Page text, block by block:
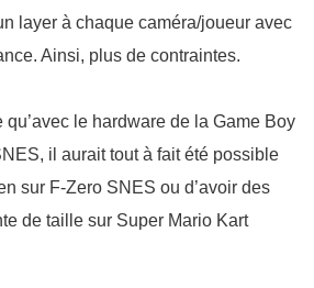
layer à chaque caméra/joueur avec
Ainsi, plus de contraintes.
qu’avec le hardware de la Game Boy
il aurait tout à fait été possible
sur F-Zero SNES ou d’avoir des
de taille sur Super Mario Kart